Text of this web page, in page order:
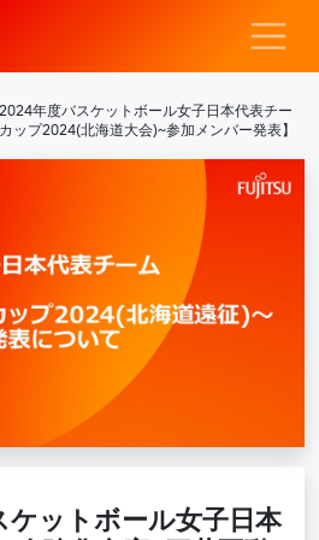
ン
レッドウェー
2024年度バスケットボール女子日本代表チー
プ2024(北海道大会)~参加メンバー発表】
ケットボール女子日本